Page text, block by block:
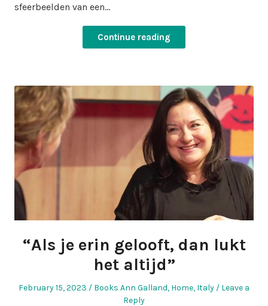
sfeerbeelden van een…
Continue reading
“Als je erin gelooft, dan lukt
het altijd”
Posted
February 15, 2023
Posted
Books Ann Galland, Home, Italy
Leave a
Reply